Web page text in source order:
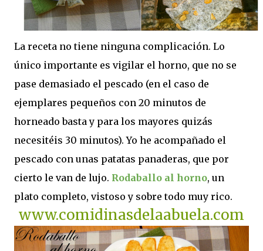
La receta no tiene ninguna complicación. Lo
único importante es vigilar el horno, que no se
pase demasiado el pescado (en el caso de
ejemplares pequeños con 20 minutos de
horneado basta y para los mayores quizás
necesitéis 30 minutos). Yo he acompañado el
pescado con unas patatas panaderas, que por
cierto le van de lujo. Rodaballo al horno, un
plato completo, vistoso y sobre todo muy rico.
www.comidinasdelaabuela.com